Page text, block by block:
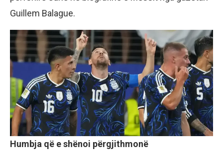
Guillem Balague.
Humbja që e shënoi përgjithmonë